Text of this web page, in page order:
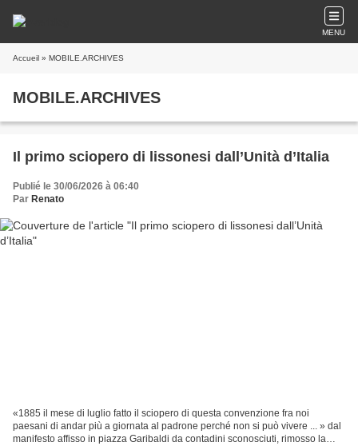
MENU
Accueil » MOBILE.ARCHIVES
MOBILE.ARCHIVES
Il primo sciopero di lissonesi dall’Unità d’Italia
Publié le 30/06/2026 à 06:40
Par Renato
«1885 il mese di luglio fatto il sciopero di questa convenzione fra noi
paesani di andar più a giornata al padrone perché non si può vivere ... » dal
manifesto affisso in piazza Garibaldi da contadini sconosciuti, rimosso la